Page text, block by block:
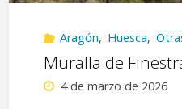
Aragón, Huesca,
Muralla de
4 de marzo de 2026